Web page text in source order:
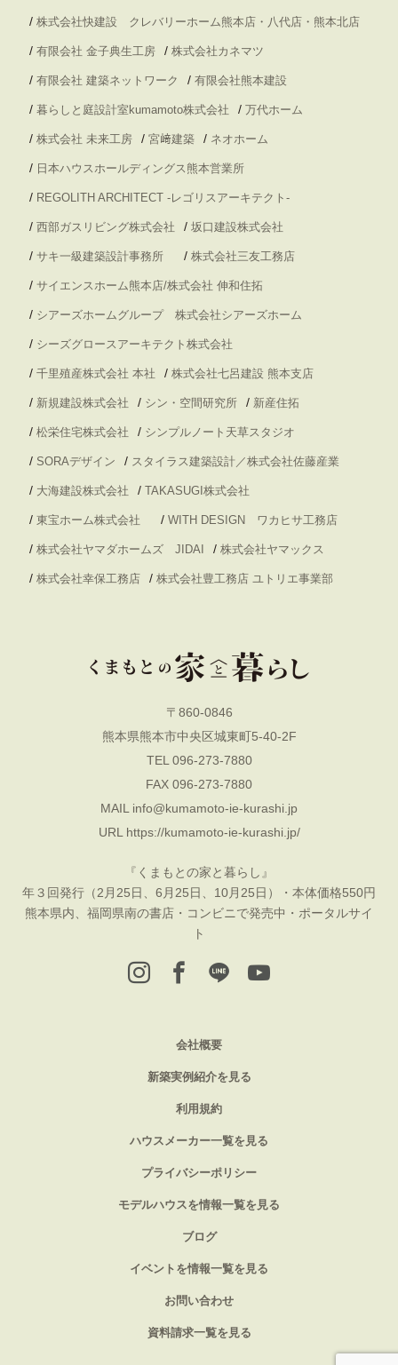
/ 株式会社快建設 クレバリーホーム熊本店・八代店・熊本北店
/ 有限会社 金子典生工房 / 株式会社カネマツ
/ 有限会社 建築ネットワーク / 有限会社熊本建設
/ 暮らしと庭設計室kumamoto株式会社 / 万代ホーム
/ 株式会社 未来工房 / 宮﨑建築 / ネオホーム
/ 日本ハウスホールディングス熊本営業所
/ REGOLITH ARCHITECT -レゴリスアーキテクト-
/ 西部ガスリビング株式会社 / 坂口建設株式会社
/ サキ一級建築設計事務所 / 株式会社三友工務店
/ サイエンスホーム熊本店/株式会社 伸和住拓
/ シアーズホームグループ 株式会社シアーズホーム
/ シーズグロースアーキテクト株式会社
/ 千里殖産株式会社 本社 / 株式会社七呂建設 熊本支店
/ 新規建設株式会社 / シン・空間研究所 / 新産住拓
/ 松栄住宅株式会社 / シンプルノート天草スタジオ
/ SORAデザイン / スタイラス建築設計／株式会社佐藤産業
/ 大海建設株式会社 / TAKASUGI株式会社
/ 東宝ホーム株式会社 / WITH DESIGN ワカヒサ工務店
/ 株式会社ヤマダホームズ JIDAI / 株式会社ヤマックス
/ 株式会社幸保工務店 / 株式会社豊工務店 ユトリエ事業部
〒860-0846
熊本県熊本市中央区城東町5-40-2F
TEL 096-273-7880
FAX 096-273-7880
MAIL info@kumamoto-ie-kurashi.jp
URL https://kumamoto-ie-kurashi.jp/
『くまもとの家と暮らし』
年３回発行（2月25日、6月25日、10月25日）・本体価格550円
熊本県内、福岡県南の書店・コンビニで発売中・ポータルサイ
ト
会社概要
新築実例紹介を見る
利用規約
ハウスメーカー一覧を見る
プライバシーポリシー
モデルハウスを情報一覧を見る
ブログ
イベントを情報一覧を見る
お問い合わせ
資料請求一覧を見る